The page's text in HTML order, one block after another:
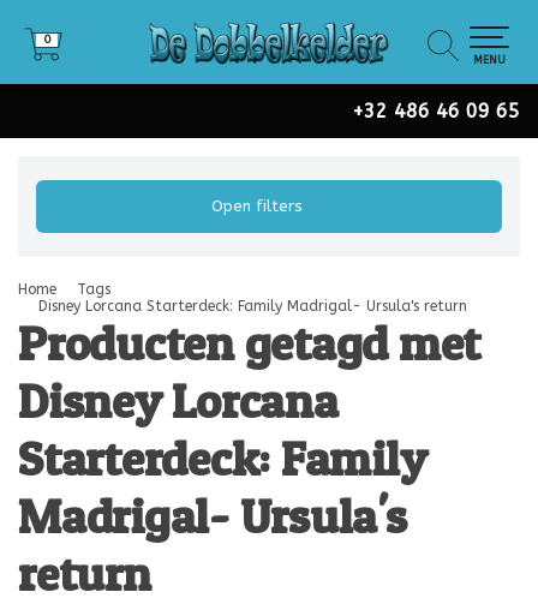
+32 486 46 09 65
0
0
MENU
Open filters
Home
Tags
Disney Lorcana Starterdeck: Family Madrigal- Ursula's return
Producten getagd met
Disney Lorcana
Starterdeck: Family
Madrigal- Ursula's
return